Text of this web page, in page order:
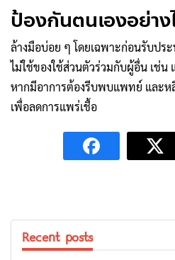
ป้องกันตนเองอย่าง
ล้างมือบ่อย ๆ โดยเฉพาะก่อนรับปร
ไม่ใช้ของใช้ส่วนตัวร่วมกับผู้อื่น เช่น
หากมีอาการต้องรีบพบแพทย์ และห
เพื่อลดการแพร่เชื้อ
Recent posts